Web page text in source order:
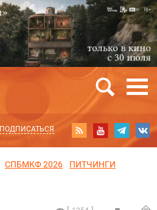
ПОДПИСАТЬСЯ
СПБМКФ 2026
ПИТЧИНГИ